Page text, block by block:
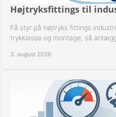
Højtryksfittings til
Få styr på højtryks fittings
trykklasse og montage, så
3. august 2026